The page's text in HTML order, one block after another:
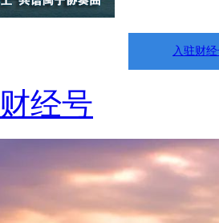
入驻财
财经号